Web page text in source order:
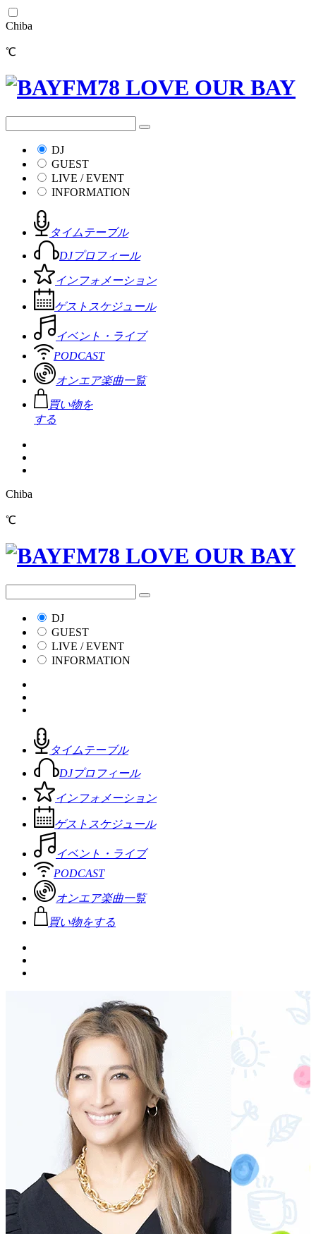
Chiba
℃
DJ
GUEST
LIVE / EVENT
INFORMATION
タイムテーブル
DJプロフィール
インフォメーション
ゲストスケジュール
イベント・ライブ
PODCAST
オンエア楽曲一覧
買い物を
する
Chiba
℃
DJ
GUEST
LIVE / EVENT
INFORMATION
タイムテーブル
DJプロフィール
インフォメーション
ゲストスケジュール
イベント・ライブ
PODCAST
オンエア楽曲一覧
買い物をする